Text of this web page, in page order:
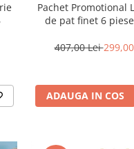
Pachet Promotional
de pat finet 6
407,00 Lei
ADAUGA IN COS